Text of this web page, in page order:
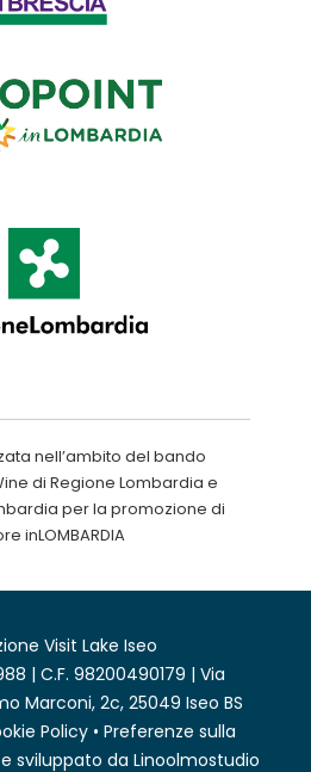
nell’ambito del bando
di Regione Lombardia e
per la promozione di
inLOMBARDIA
Visit Lake Iseo
| C.F. 98200490179 | Via
Marconi, 2c, 25049 Iseo BS
Policy • Preferenze sulla
sviluppato da Linoolmostudio